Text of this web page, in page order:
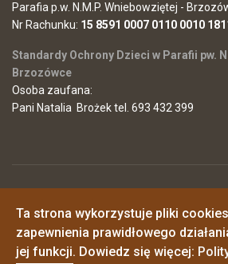
Parafia p.w. N.M.P. Wniebowziętej -
Nr Rachunku: 15 8591 0007 0110 0010
Standardy Ochrony Dzieci w Parafii pw.
Brzozówce
Osoba zaufana:
Pani Natalia Brożek tel. 693 432 399
Brzozówce
Polityka prywatności
o. Piotr - 725546968
Ta strona wykorzystuje pliki
zapewnienia prawidłowego
jej funkcji. Dowiedz się więcej: